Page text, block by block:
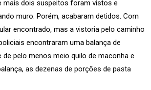
mais dois suspeitos foram vistos e
muro. Porém, acabaram detidos. Com
encontrado, mas a vistoria pelo caminho
encontraram uma balança de
de pelo menos meio quilo de maconha e
as dezenas de porções de pasta